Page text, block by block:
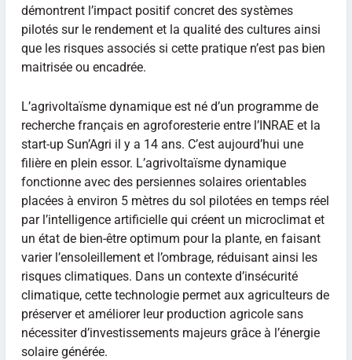
démontrent l’impact positif concret des systèmes
pilotés sur le rendement et la qualité des cultures ainsi
que les risques associés si cette pratique n’est pas bien
maitrisée ou encadrée.
L’agrivoltaïsme dynamique est né d’un programme de
recherche français en agroforesterie entre l’INRAE et la
start-up Sun’Agri il y a 14 ans. C’est aujourd’hui une
filière en plein essor. L’agrivoltaïsme dynamique
fonctionne avec des persiennes solaires orientables
placées à environ 5 mètres du sol pilotées en temps réel
par l’intelligence artificielle qui créent un microclimat et
un état de bien-être optimum pour la plante, en faisant
varier l’ensoleillement et l’ombrage, réduisant ainsi les
risques climatiques. Dans un contexte d’insécurité
climatique, cette technologie permet aux agriculteurs de
préserver et améliorer leur production agricole sans
nécessiter d’investissements majeurs grâce à l’énergie
solaire générée.